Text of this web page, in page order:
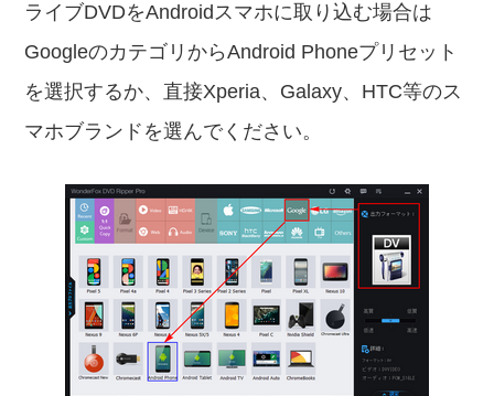
ライブDVDをAndroidスマホに取り込む場合は
GoogleのカテゴリからAndroid Phoneプリセット
を選択するか、直接Xperia、Galaxy、HTC等のス
マホブランドを選んでください。